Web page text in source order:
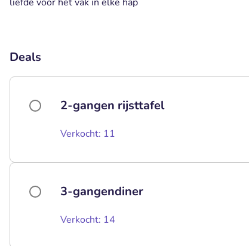
Deals
2-gangen rijsttafel
Verkocht: 11
3-gangendiner
Verkocht: 14